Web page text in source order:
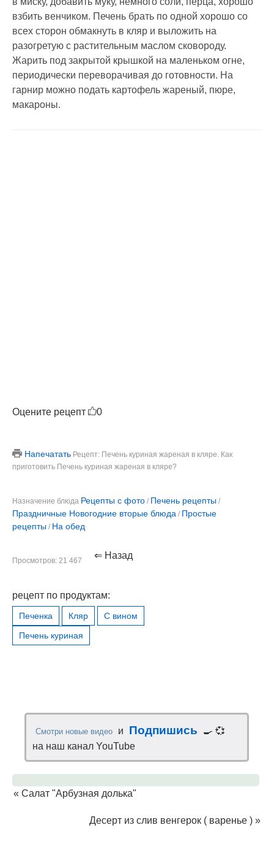
взбить венчиком. Печень брать по одной хорошо со
всех сторон обмакнуть в кляр и выложить на
разогретую с растительным маслом сковороду.
Жарить под закрытой крышкой на маленьком огне,
периодически переворачивая до готовности. На
гарнир можно подать картофель жареный, пюре,
макароны.
Оцените рецепт 0
Напечатать Рецепт: Печень куриная жареная в кляре. Как
приготовить Печень куриная жареная в кляре?
Назначение блюда Рецепты с фото / Печень рецепты /
Праздничные Новогодние вторые блюда / Простые
рецепты / На обед
Просмотров: 21 467 ⇐ Назад
рецепт по продуктам:
Печенка Кляр
С вином
Печень куриная
Смотри новые видео и Подпишись
🍳 💞
на наш канал YouTube
« Салат "Арбузная долька"
Десерт из слив венгерок ( варенье ) »